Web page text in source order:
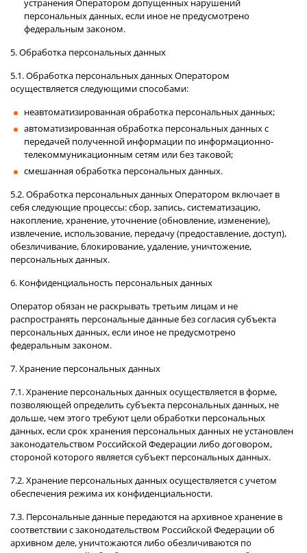
устранения Оператором допущенных нарушений
персональных данных, если иное не предусмотрено
федеральным законом.
5. Обработка персональных данных
5.1. Обработка персональных данных Оператором
осуществляется следующими способами:
неавтоматизированная обработка персональных данных;
автоматизированная обработка персональных данных с
передачей полученной информации по информационно-
телекоммуникационным сетям или без таковой;
смешанная обработка персональных данных.
5.2. Обработка персональных данных Оператором включает в
себя следующие процессы: сбор, запись, систематизацию,
накопление, хранение, уточнение (обновление, изменение),
извлечение, использование, передачу (предоставление, доступ),
обезличивание, блокирование, удаление, уничтожение,
персональных данных.
6. Конфиденциальность персональных данных
Оператор обязан не раскрывать третьим лицам и не
распространять персональные данные без согласия субъекта
персональных данных, если иное не предусмотрено
федеральным законом.
7. Хранение персональных данных
7.1. Хранение персональных данных осуществляется в форме,
позволяющей определить субъекта персональных данных, не
дольше, чем этого требуют цели обработки персональных
данных, если срок хранения персональных данных не установлен
законодательством Российской Федерации либо договором,
стороной которого является субъект персональных данных.
7.2. Хранение персональных данных осуществляется с учетом
обеспечения режима их конфиденциальности.
7.3. Персональные данные передаются на архивное хранение в
соответствии с законодательством Российской Федерации об
архивном деле, уничтожаются либо обезличиваются по